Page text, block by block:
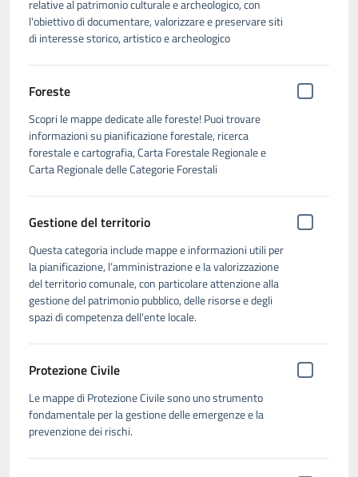
relative al patrimonio culturale e archeologico, con
l'obiettivo di documentare, valorizzare e preservare siti
di interesse storico, artistico e archeologico
Foreste
Scopri le mappe dedicate alle foreste! Puoi trovare
informazioni su pianificazione forestale, ricerca
forestale e cartografia, Carta Forestale Regionale e
Carta Regionale delle Categorie Forestali
Gestione del territorio
Questa categoria include mappe e informazioni utili per
la pianificazione, l’amministrazione e la valorizzazione
del territorio comunale, con particolare attenzione alla
gestione del patrimonio pubblico, delle risorse e degli
spazi di competenza dell'ente locale.
Protezione Civile
Le mappe di Protezione Civile sono uno strumento
fondamentale per la gestione delle emergenze e la
prevenzione dei rischi.